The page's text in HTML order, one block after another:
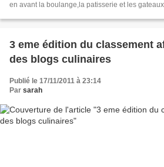
en avant la boulange,la patisserie et les
3 eme édition du classement
des blogs culinaires
Publié le 17/11/2011 à 23:14
Par sarah